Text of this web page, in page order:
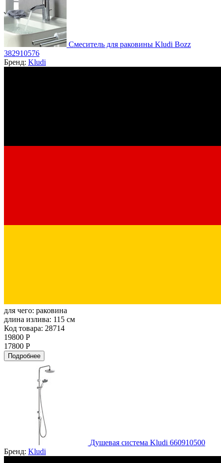
Смеситель для раковины Kludi Bozz
382910576
Бренд: Kludi
для чего: раковина
длина излива: 115 см
Код товара: 28714
19800 Р
17800 Р
Подробнее
Душевая система Kludi 660910500
Бренд: Kludi